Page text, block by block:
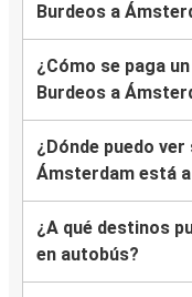
Burdeos a
¿Cómo se paga
Burdeos a
¿Dónde puedo
Ámsterdam está
¿A qué destinos
en autobús?